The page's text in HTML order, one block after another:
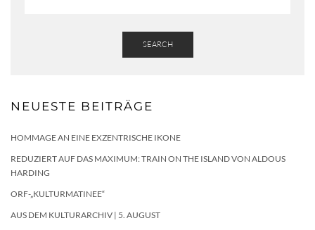
SEARCH
NEUESTE BEITRÄGE
HOMMAGE AN EINE EXZENTRISCHE IKONE
REDUZIERT AUF DAS MAXIMUM: TRAIN ON THE ISLAND VON ALDOUS
HARDING
ORF-„KULTURMATINEE“
AUS DEM KULTURARCHIV | 5. AUGUST